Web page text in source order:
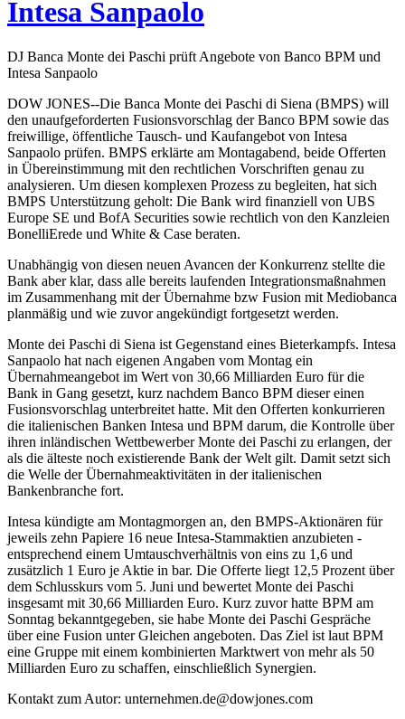
Intesa Sanpaolo
DJ Banca Monte dei Paschi prüft Angebote von Banco BPM und
Intesa Sanpaolo
DOW JONES--Die Banca Monte dei Paschi di Siena (BMPS) will
den unaufgeforderten Fusionsvorschlag der Banco BPM sowie das
freiwillige, öffentliche Tausch- und Kaufangebot von Intesa
Sanpaolo prüfen. BMPS erklärte am Montagabend, beide Offerten
in Übereinstimmung mit den rechtlichen Vorschriften genau zu
analysieren. Um diesen komplexen Prozess zu begleiten, hat sich
BMPS Unterstützung geholt: Die Bank wird finanziell von UBS
Europe SE und BofA Securities sowie rechtlich von den Kanzleien
BonelliErede und White & Case beraten.
Unabhängig von diesen neuen Avancen der Konkurrenz stellte die
Bank aber klar, dass alle bereits laufenden Integrationsmaßnahmen
im Zusammenhang mit der Übernahme bzw Fusion mit Mediobanca
planmäßig und wie zuvor angekündigt fortgesetzt werden.
Monte dei Paschi di Siena ist Gegenstand eines Bieterkampfs. Intesa
Sanpaolo hat nach eigenen Angaben vom Montag ein
Übernahmeangebot im Wert von 30,66 Milliarden Euro für die
Bank in Gang gesetzt, kurz nachdem Banco BPM dieser einen
Fusionsvorschlag unterbreitet hatte. Mit den Offerten konkurrieren
die italienischen Banken Intesa und BPM darum, die Kontrolle über
ihren inländischen Wettbewerber Monte dei Paschi zu erlangen, der
als die älteste noch existierende Bank der Welt gilt. Damit setzt sich
die Welle der Übernahmeaktivitäten in der italienischen
Bankenbranche fort.
Intesa kündigte am Montagmorgen an, den BMPS-Aktionären für
jeweils zehn Papiere 16 neue Intesa-Stammaktien anzubieten -
entsprechend einem Umtauschverhältnis von eins zu 1,6 und
zusätzlich 1 Euro je Aktie in bar. Die Offerte liegt 12,5 Prozent über
dem Schlusskurs vom 5. Juni und bewertet Monte dei Paschi
insgesamt mit 30,66 Milliarden Euro. Kurz zuvor hatte BPM am
Sonntag bekanntgegeben, sie habe Monte dei Paschi Gespräche
über eine Fusion unter Gleichen angeboten. Das Ziel ist laut BPM
eine Gruppe mit einem kombinierten Marktwert von mehr als 50
Milliarden Euro zu schaffen, einschließlich Synergien.
Kontakt zum Autor: unternehmen.de@dowjones.com